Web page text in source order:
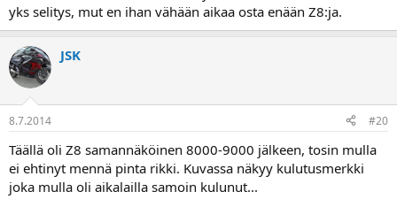
yks selitys, mut en ihan vähään aikaa osta enään Z8:ja.
JSK
8.7.2014 #20
Täällä oli Z8 samannäköinen 8000-9000 jälkeen, tosin mulla
ei ehtinyt mennä pinta rikki. Kuvassa näkyy kulutusmerkki
joka mulla oli aikalailla samoin kulunut...